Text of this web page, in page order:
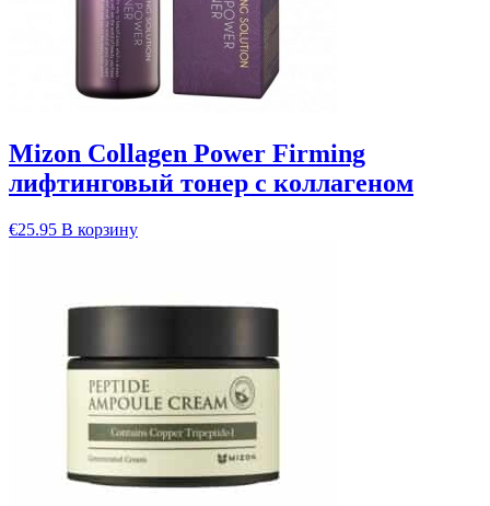
Mizon Collagen Power Firming
лифтинговый тонер с коллагеном
€25.95 В корзину